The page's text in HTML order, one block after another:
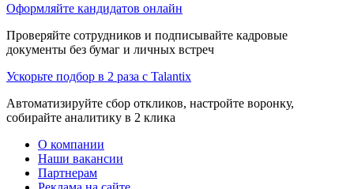
Оформляйте кандидатов онлайн
Проверяйте сотрудников и подписывайте кадровые
документы без бумаг и личных встреч
Ускорьте подбор в 2 раза с Talantix
Автоматизируйте сбор откликов, настройте воронку,
собирайте аналитику в 2 клика
О компании
Наши вакансии
Партнерам